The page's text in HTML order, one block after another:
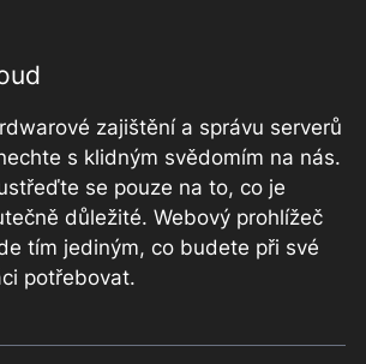
zajištění a správu serverů
s klidným svědomím na nás.
se pouze na to, co je
důležité. Webový prohlížeč
tím jediným, co budete při své
potřebovat.